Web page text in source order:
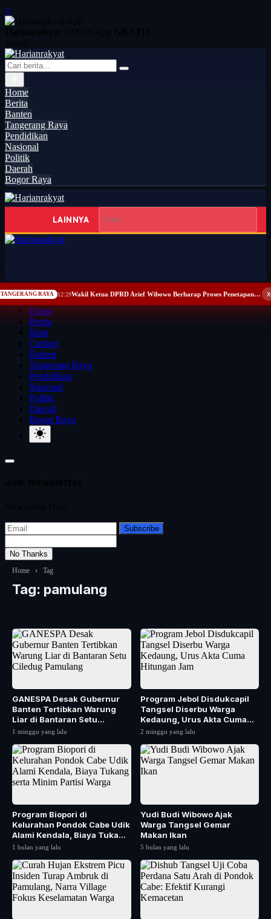
×
Home
Berita
Banten
Tangerang Raya
Pendidikan
Nasional
Politik
Daerah
Bogor Raya
LAINNYA
Home
Berita
Iklan
Contact
Banten
Tangerang Raya
Pendidikan
Nasional
Politik
Daerah
Bogor Raya
Subscribe
No Thanks
Home › Tag
Tag: pamulang
GANESPA Desak Gubernur
Banten Tertibkan Warung
Liar di Bantaran Setu
Ciledug Pamulang
1 minggu yang lalu
Program Jebol Disdukcapil
Tangsel Diserbu Warga
Kedaung, Urus Akta Cuma
Hitungan Jam
2 minggu yang lalu
Program Biopori di
Kelurahan Pondok Cabe Udik
Alami Kendala, Biaya Tukang
serta Minim Part...
1 bulan yang lalu
Yudi Budi Wibowo Ajak
Warga Tangsel Gemar
Makan Ikan
5 bulan yang lalu
x
TANGERANG RAYA 12:29 Wakil Ketua DPRD Arief Wibowo Berharap Proses Penetapan Pengganti Alm Rusdi Segera Tuntas